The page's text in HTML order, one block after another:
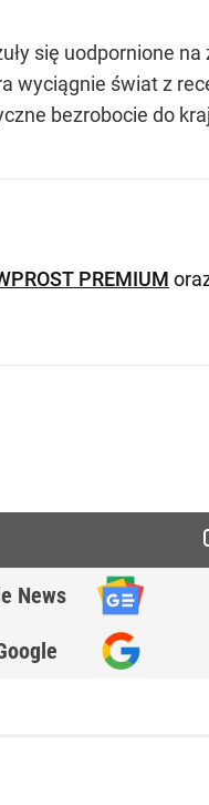
się uodpornione
wyciągnie świat z
bezrobocie do
PREMIUM
News